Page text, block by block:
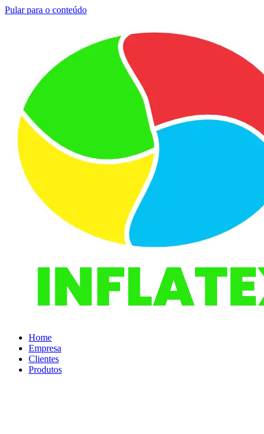
Pular para o conteúdo
Home
Empresa
Clientes
Produtos